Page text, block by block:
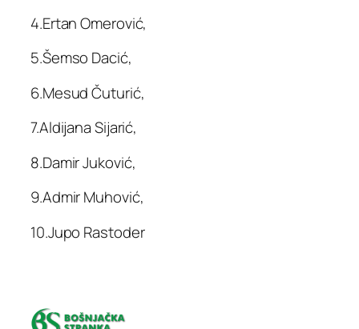
4.Ertan Omerović,
5.Šemso Dacić,
6.Mesud Čuturić,
7.Aldijana Sijarić,
8.Damir Juković,
9.Admir Muhović,
10.Jupo Rastoder